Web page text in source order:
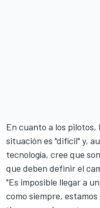
En cuanto a los pilotos,
situación es "difícil" y,
tecnología, cree que
que deben definir el
"Es imposible llegar a
como siempre,